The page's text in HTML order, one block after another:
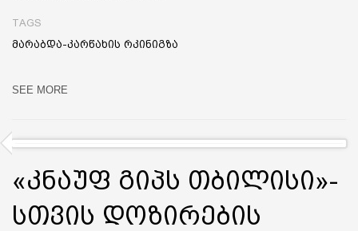
TAGS
მარაბდა-კარწახის რკინიგზა
SEE MORE
«კნაუფ გიპს თბილისი»-
სთვის დოზირების